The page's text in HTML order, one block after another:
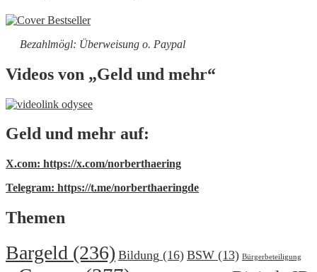
Bezahlmögl: Überweisung o. Paypal
Videos von „Geld und mehr“
Geld und mehr auf:
X.com: https://x.com/norberthaering
Telegram: https://t.me/norberthaeringde
Themen
Bargeld (236) Bildung (16) BSW (13) Bürgerbeteiligung